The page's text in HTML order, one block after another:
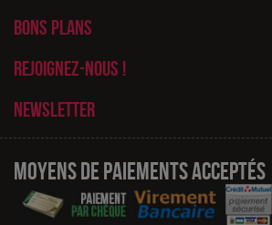
Bons plans
Rejoignez-nous !
Newsletter
Moyens de paiements acceptés